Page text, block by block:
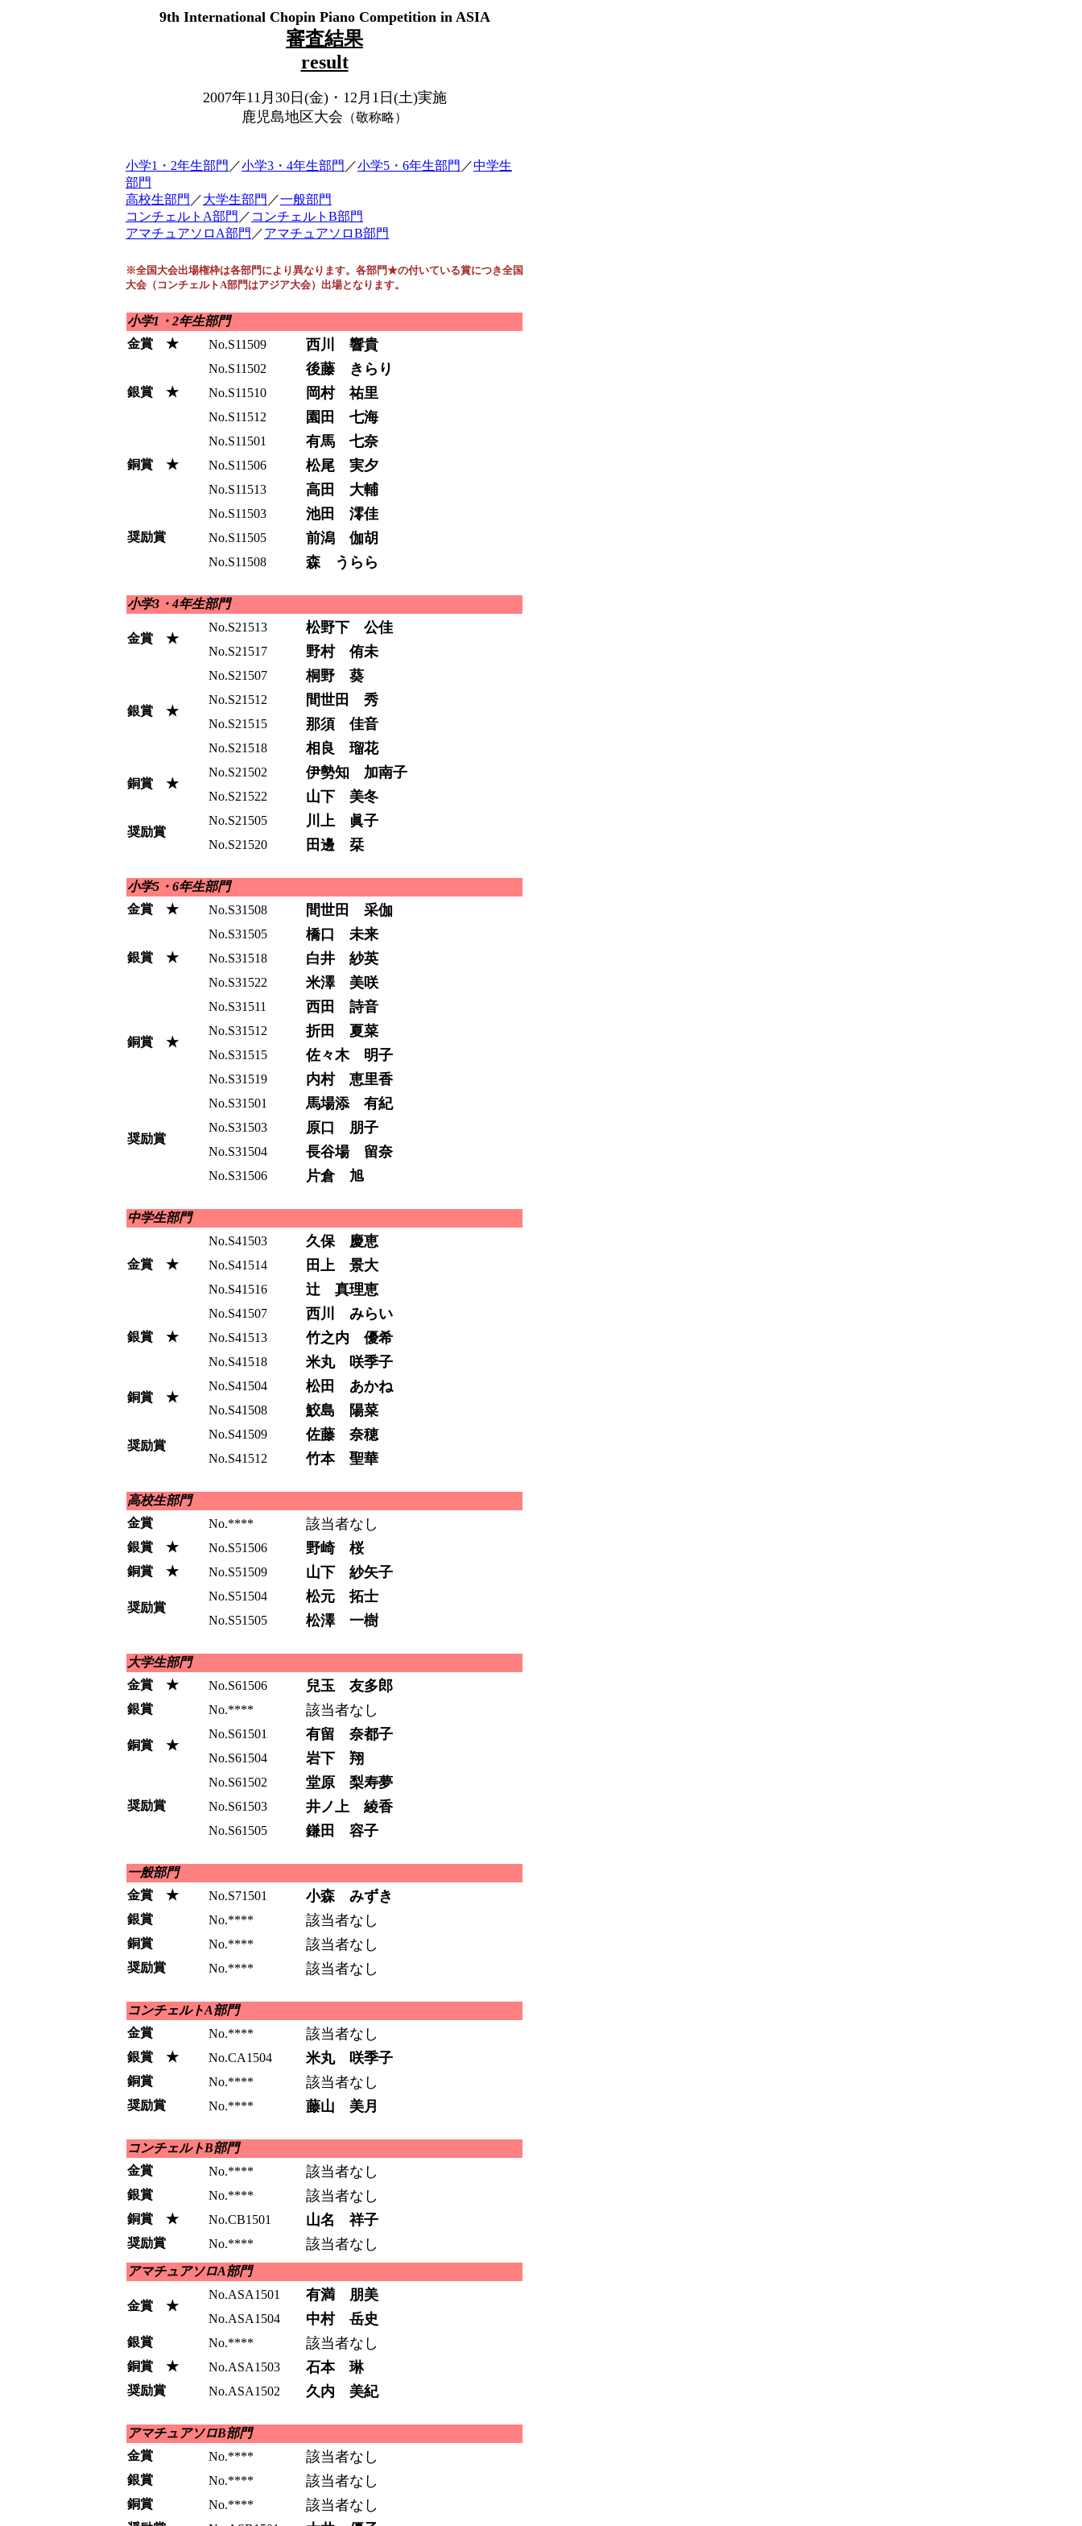
9th International Chopin Piano Competition in ASIA
審査結果
result
2007年11月30日(金)・12月1日(土)実施
鹿児島地区大会 （敬称略）
小学1・2年生部門 ／小学3・4年生部門 ／小学5・6年生部門 ／中学生
部門
高校生部門 ／大学生部門 ／一般部門
コンチェルトA部門 ／ コンチェルトB部門
アマチュアソロA部門 ／アマチュアソロB部門
※全国大会出場権枠は各部門により異なります。各部門★の付いている賞につき全国
大会（コンチェルトA部門はアジア大会）出場となります。
小学1・2年生部門
金賞 ★
No.S11509 西川 響貴
銀賞 ★
No.S11502 後藤 きらり
No.S11510 岡村 祐里
No.S11512 園田 七海
銅賞 ★
No.S11501 有馬 七奈
No.S11506 松尾 実夕
No.S11513 高田 大輔
奨励賞
No.S11503 池田 澪佳
No.S11505 前潟 伽胡
No.S11508 森 うらら
小学3・4年生部門
金賞 ★
No.S21513 松野下 公佳
No.S21517 野村 侑未
銀賞 ★
No.S21507 桐野 葵
No.S21512 間世田 秀
No.S21515 那須 佳音
No.S21518 相良 瑠花
銅賞 ★
No.S21502 伊勢知 加南子
No.S21522 山下 美冬
奨励賞
No.S21505 川上 眞子
No.S21520 田邊 栞
小学5・6年生部門
金賞 ★
No.S31508 間世田 采伽
銀賞 ★
No.S31505 橋口 未来
No.S31518 白井 紗英
No.S31522 米澤 美咲
銅賞 ★
No.S31511 西田 詩音
No.S31512 折田 夏菜
No.S31515 佐々木 明子
No.S31519 内村 恵里香
奨励賞
No.S31501 馬場添 有紀
No.S31503 原口 朋子
No.S31504 長谷場 留奈
No.S31506 片倉 旭
中学生部門
金賞 ★
No.S41503 久保 慶恵
No.S41514 田上 景大
No.S41516 辻 真理恵
銀賞 ★
No.S41507 西川 みらい
No.S41513 竹之内 優希
No.S41518 米丸 咲季子
銅賞 ★
No.S41504 松田 あかね
No.S41508 鮫島 陽菜
奨励賞
No.S41509 佐藤 奈穂
No.S41512 竹本 聖華
高校生部門
金賞
No.**** 該当者なし
銀賞 ★ No.S51506 野崎 桜
銅賞 ★ No.S51509 山下 紗矢子
奨励賞
No.S51504 松元 拓士
No.S51505 松澤 一樹
大学生部門
金賞 ★
No.S61506 兒玉 友多郎
銀賞 No.**** 該当者なし
銅賞 ★
No.S61501 有留 奈都子
No.S61504 岩下 翔
奨励賞
No.S61502 堂原 梨寿夢
No.S61503 井ノ上 綾香
No.S61505 鎌田 容子
一般部門
金賞 ★
No.S71501 小森 みずき
銀賞 No.**** 該当者なし
銅賞 No.**** 該当者なし
奨励賞 No.**** 該当者なし
コンチェルトA部門
金賞
No.**** 該当者なし
銀賞 ★ No.CA1504 米丸 咲季子
銅賞 No.**** 該当者なし
奨励賞 No.**** 藤山 美月
コンチェルトB部門
金賞
No.**** 該当者なし
銀賞 No.**** 該当者なし
銅賞 ★ No.CB1501 山名 祥子
奨励賞 No.**** 該当者なし
アマチュアソロA部門
金賞 ★
No.ASA1501 有満 朋美
No.ASA1504 中村 岳史
銀賞 No.**** 該当者なし
銅賞 ★ No.ASA1503 石本 琳
奨励賞 No.ASA1502 久内 美紀
アマチュアソロB部門
金賞
No.**** 該当者なし
銀賞 No.**** 該当者なし
銅賞 No.**** 該当者なし